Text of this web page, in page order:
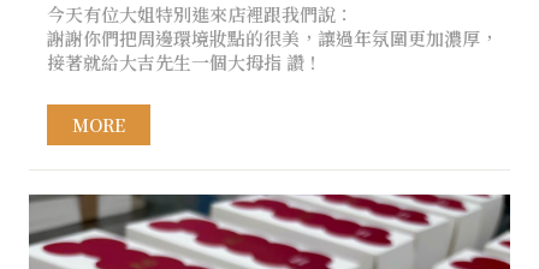
今天有位大姐特別進來店裡跟我們說：
謝謝你們把周邊環境妝點的很美，讓過年氛圍更加濃厚，
接著就給大吉先生一個大拇指 讚！
MORE